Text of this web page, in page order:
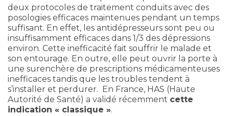
deux protocoles de traitement conduits avec des
posologies efficaces maintenues pendant un temps
suffisant. En effet, les antidépresseurs sont peu ou
insuffisamment efficaces dans 1/3 des dépressions
environ. Cette inefficacité fait souffrir le malade et
son entourage. En outre, elle peut ouvrir la porte à
une surenchère de prescriptions médicamenteuses
inefficaces tandis que les troubles tendent à
s’installer et perdurer. En France, HAS (Haute
Autorité de Santé) a validé récemment cette
indication « classique ».